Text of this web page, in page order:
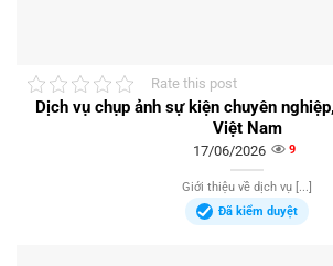
Rate this post
Dịch vụ chụp ảnh sự kiện chuyên
Việt Nam
17/06/2026 9
Giới thiệu về dịch vụ [...]
Đã kiểm duyệt